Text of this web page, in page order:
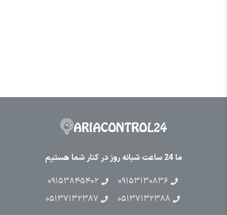
ما 24 ساعت شبانه روز در کنار شما هستیم
۰۹۱۵۳۱۳۰۸۳۶
۰۹۱۵۳۸۴۵۴۰۲
۰۵۱۳۷۱۳۲۳۸۸
۰۵۱۳۷۱۳۲۳۸۷